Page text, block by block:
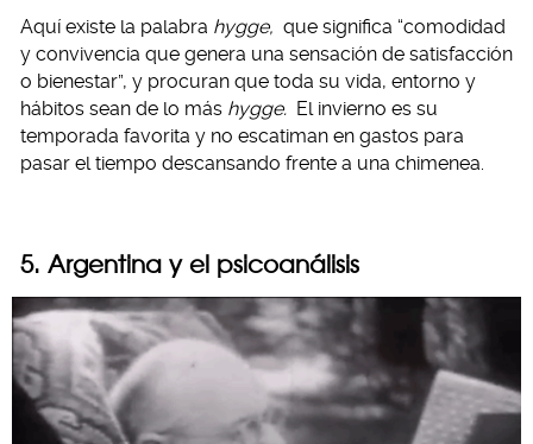
Aquí existe la palabra hygge, que significa “comodidad
y convivencia que genera una sensación de satisfacción
o bienestar”, y procuran que toda su vida, entorno y
hábitos sean de lo más hygge. El invierno es su
temporada favorita y no escatiman en gastos para
pasar el tiempo descansando frente a una chimenea.
5. Argentina y el psicoanálisis